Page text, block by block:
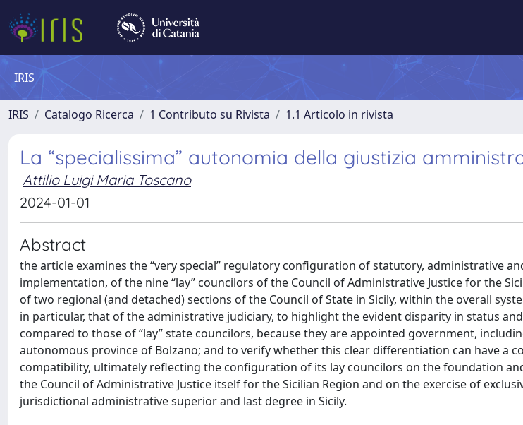
IRIS
IRIS Catalogo Ricerca 1 Contributo su Rivista 1.1 Articolo in rivista
La “specialissima” autonomia della giustizia
Attilio Luigi Maria Toscano
2024-01-01
Abstract
the article examines the “very special” regulatory configuration of statutory, administrative
implementation, of the nine “lay” councilors of the Council of Administrative Justice for the
of two regional (and detached) sections of the Council of State in Sicily, within the overall
in particular, that of the administrative judiciary, to highlight the evident disparity in status
compared to those of “lay” state councilors, because they are appointed government,
autonomous province of Bolzano; and to verify whether this clear differentiation can have a
compatibility, ultimately reflecting the configuration of its lay councilors on the foundation
the Council of Administrative Justice itself for the Sicilian Region and on the exercise of
jurisdictional administrative superior and last degree in Sicily.